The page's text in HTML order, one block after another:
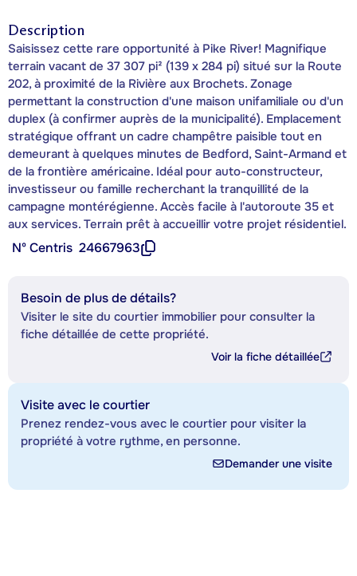
Description
Saisissez cette rare opportunité à Pike River! Magnifique
terrain vacant de 37 307 pi² (139 x 284 pi) situé sur la Route
202, à proximité de la Rivière aux Brochets. Zonage
permettant la construction d'une maison unifamiliale ou d'un
duplex (à confirmer auprès de la municipalité). Emplacement
stratégique offrant un cadre champêtre paisible tout en
demeurant à quelques minutes de Bedford, Saint-Armand et
de la frontière américaine. Idéal pour auto-constructeur,
investisseur ou famille recherchant la tranquillité de la
campagne montérégienne. Accès facile à l'autoroute 35 et
aux services. Terrain prêt à accueillir votre projet résidentiel.
Nº Centris 24667963
Besoin de plus de détails?
Visiter le site du courtier immobilier pour consulter la
fiche détaillée de cette propriété.
Voir la fiche détaillée
Visite avec le courtier
Prenez rendez-vous avec le courtier pour visiter la
propriété à votre rythme, en personne.
Demander une visite